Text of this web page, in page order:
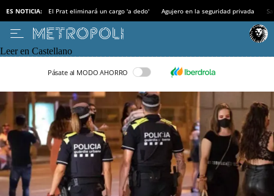
ES NOTICIA: El Prat eliminará un cargo 'a dedo' Agujero en la seguridad privada
Leer en Castellano
Pásate al MODO AHORRO